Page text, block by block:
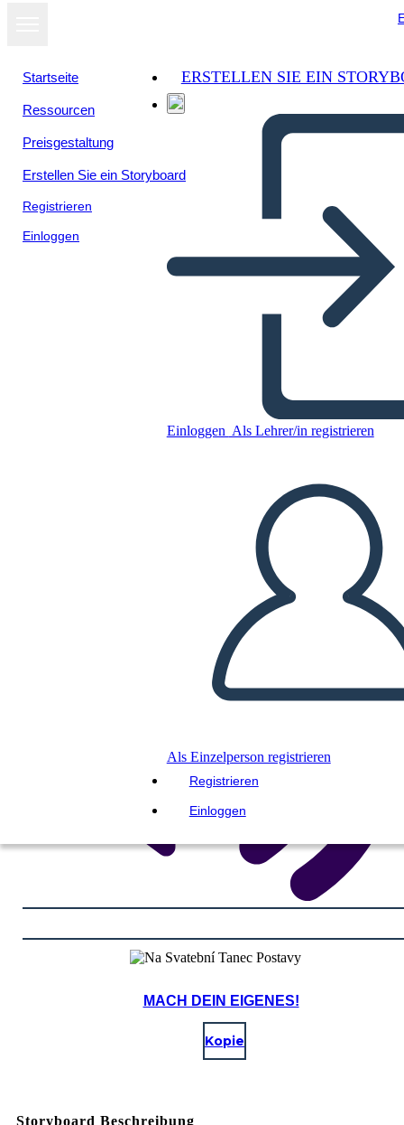
Startseite
Ressourcen
Preisgestaltung
Erstellen Sie ein Storyboard
Registrieren
Einloggen
ERSTELLEN SIE EIN
Einloggen Als Lehrer/in registrieren
Als Einzelperson registrieren
Registrieren
Einloggen
Kopieren Sie dieses Storyboard
DIASHOW ABSPIELEN
LIES MIR VOR
MACH DEIN EIGENES!
Kopie
Storyboard Beschreibung